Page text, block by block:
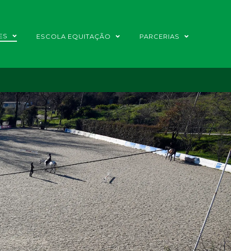
ESCOLA EQUITAÇÃO PARCERIAS